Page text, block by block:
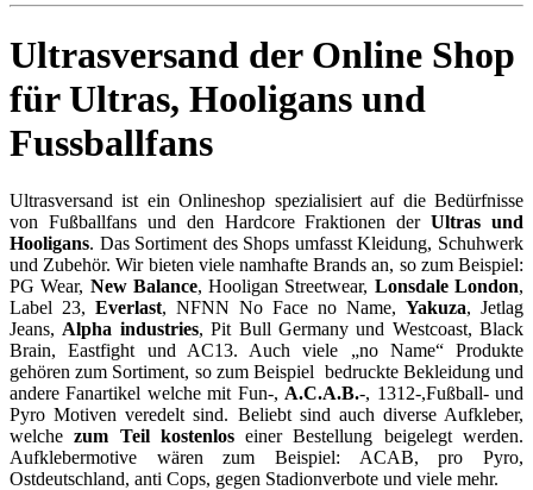
Ultrasversand der Online Shop
für Ultras, Hooligans und
Fussballfans
Ultrasversand ist ein Onlineshop spezialisiert auf die Bedürfnisse
von Fußballfans und den Hardcore Fraktionen derUltras und
Hooligans. Das Sortiment des Shops umfasst Kleidung, Schuhwerk
und Zubehör. Wir bieten viele namhafte Brands an, so zum Beispiel:
PG Wear, New Balance, Hooligan Streetwear, Lonsdale London,
Label 23, Everlast, NFNN No Face no Name, Yakuza, Jetlag
Jeans, Alpha industries, Pit Bull Germany und Westcoast, Black
Brain, Eastfight und AC13. Auch viele „no Name“ Produkte
gehören zum Sortiment, so zum Beispiel bedruckte Bekleidung und
andere Fanartikel welche mit Fun-, A.C.A.B.-, 1312-,Fußball- und
Pyro Motiven veredelt sind. Beliebt sind auch diverse Aufkleber,
welchezum Teil kostenloseiner Bestellung beigelegt werden.
Aufklebermotive wären zum Beispiel: ACAB, pro Pyro,
Ostdeutschland, anti Cops, gegen Stadionverbote und viele mehr.